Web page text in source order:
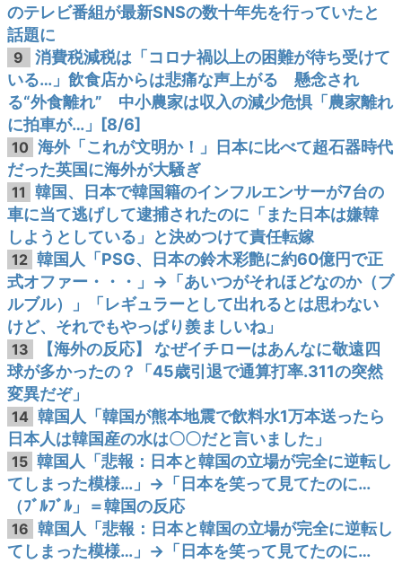
のテレビ番組が最新SNSの数十年先を行っていたと
話題に
9
消費税減税は「コロナ禍以上の困難が待ち受けて
いる…」飲食店からは悲痛な声上がる 懸念され
る“外食離れ” 中小農家は収入の減少危惧「農家離れ
に拍車が…」[8/6]
10 海外「これが文明か！」日本に比べて超石器時代
だった英国に海外が大騒ぎ
11
韓国、日本で韓国籍のインフルエンサーが7台の
車に当て逃げして逮捕されたのに「また日本は嫌韓
しようとしている」と決めつけて責任転嫁
12 韓国人「PSG、日本の鈴木彩艶に約60億円で正
式オファー・・・」→「あいつがそれほどなのか（ブ
ルブル）」「レギュラーとして出れるとは思わない
けど、それでもやっぱり羨ましいね」
13
【海外の反応】 なぜイチローはあんなに敬遠四
球が多かったの？「45歳引退で通算打率.311の突然
変異だぞ」
14 韓国人「韓国が熊本地震で飲料水1万本送ったら
日本人は韓国産の水は〇〇だと言いました」
15 韓国人「悲報：日本と韓国の立場が完全に逆転し
てしまった模様…」→「日本を笑って見てたのに…
（ﾌﾞﾙﾌﾞﾙ」＝韓国の反応
16 韓国人「悲報：日本と韓国の立場が完全に逆転し
てしまった模様…」→「日本を笑って見てたのに…